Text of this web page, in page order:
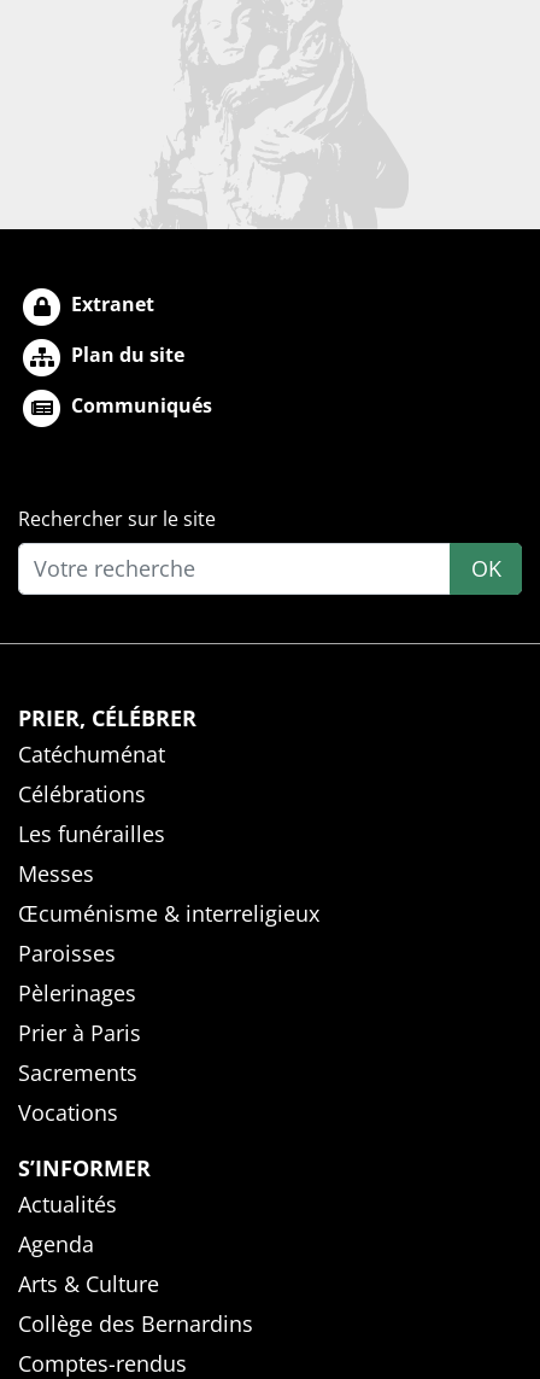
Extranet
Plan du site
Communiqués
Rechercher sur le site
OK
PRIER, CÉLÉBRER
Catéchuménat
Célébrations
Les funérailles
Messes
Œcuménisme & interreligieux
Paroisses
Pèlerinages
Prier à Paris
Sacrements
Vocations
S’INFORMER
Actualités
Agenda
Arts & Culture
Collège des Bernardins
Comptes-rendus